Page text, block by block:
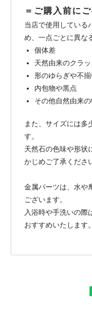
＝ご購入前に
当店で使用している
め、一点ごとに異な
個体差
天然由来のクラッ
形のゆらぎや不
内包物や黒点
その他自然由来
また、サイズには多
す。
天然石の色味や形状
かじめご了承くださ
金属パーツは、水や
ございます。
入浴時や手洗いの際
おすすめいたします。